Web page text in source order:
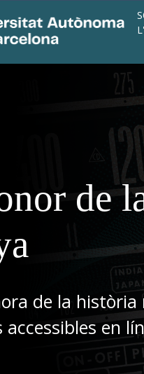
de
de la
accessibles en